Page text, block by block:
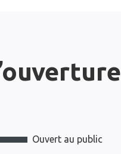
Ouvert au public